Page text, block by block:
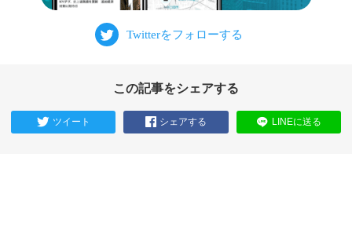
この記事をシェアする
ツイート シェアする LINEに送る